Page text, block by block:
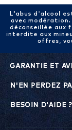
L'abus d'alcool
avec modération.
déconseillée aux
interdite aux
offres,
GARANTIE ET
N'EN PERDEZ
BESOIN D'AIDE ?